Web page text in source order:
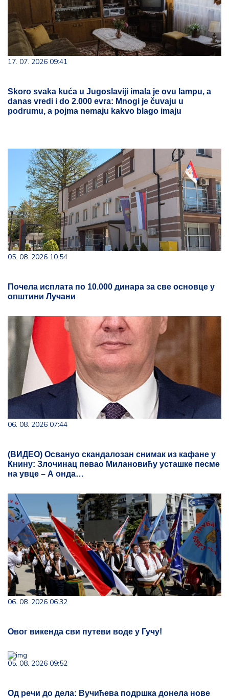
17. 07. 2026 09:41
Skoro svaka kuća u Jugoslaviji imala je ovu lampu, a
danas vredi i do 2.000 evra: Mnogi je čuvaju u
podrumu, a pojma nemaju kakvo blago imaju
05. 08. 2026 10:54
Почела исплата по 10.000 динара за све основце у
општини Лучани
06. 08. 2026 07:44
(ВИДЕО) Освануо скандалозан снимак из кафане у
Книну: Злочинац певао Милановићу усташке песме
на увце – А онда…
06. 08. 2026 06:32
Овог викенда сви путеви воде у Гучу!
05. 08. 2026 09:52
Од речи до дела: Вучићева подршка донела нове